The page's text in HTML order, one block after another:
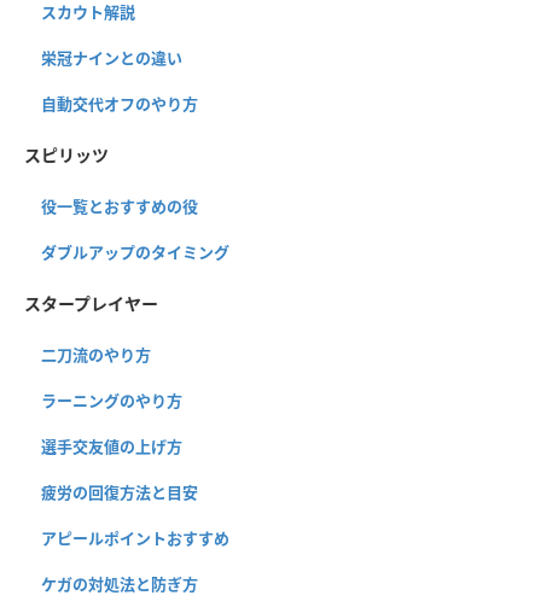
スカウト解説
栄冠ナインとの違い
自動交代オフのやり方
スピリッツ
役一覧とおすすめの役
ダブルアップのタイミング
スタープレイヤー
二刀流のやり方
ラーニングのやり方
選手交友値の上げ方
疲労の回復方法と目安
アピールポイントおすすめ
ケガの対処法と防ぎ方